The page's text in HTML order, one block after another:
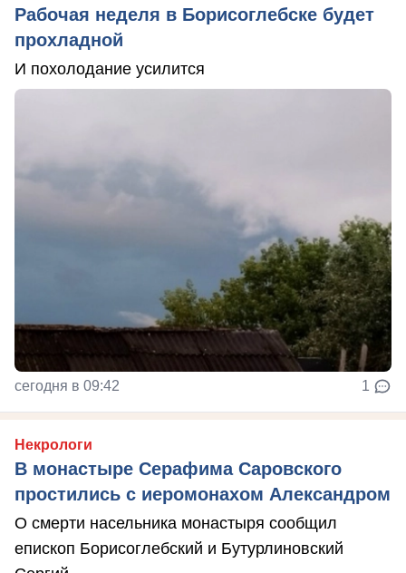
Рабочая неделя в Борисоглебске будет
прохладной
И похолодание усилится
сегодня в 09:42 1
Некрологи
В монастыре Серафима Саровского
простились с иеромонахом Александром
О смерти насельника монастыря сообщил
епископ Борисоглебский и Бутурлиновский